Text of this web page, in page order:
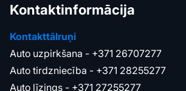
Kontaktinformācija
Kontakttālruņi
Auto uzpirkšana - +371 26707277
Auto tirdzniecība - +371 28255277
Auto līzings - +371 27255277